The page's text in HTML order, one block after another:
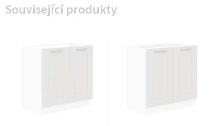
Související produkty